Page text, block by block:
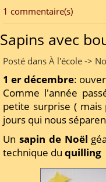
1 commentaire(s)
Sapins avec
Posté dans À l'école ->
1 er décembre:
Comme l'année
petite surprise (
jours qui nous
Un sapin de Noël
technique du quilling